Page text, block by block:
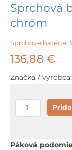
Sprchová
chróm
Sprchové batérie,
136,88 €
Značka / výrobca:
množstvo
Grohe
Cosmopolitan
Páková